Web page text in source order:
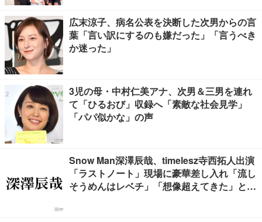
広末涼子、病名公表を決断した次男からの言
葉「言い訳にするのも嫌だった」「言うべき
か迷った」
3児の母・中村仁美アナ、次男＆三男を連れ
て「ひるおび」収録へ「素敵な社会見学」
「パパ似かな」の声
Snow Man深澤辰哉、timelesz寺西拓人出演
「ラストノート」現場に豪華差し入れ「流し
そうめんはレベチ」「想像超えてきた」と絶